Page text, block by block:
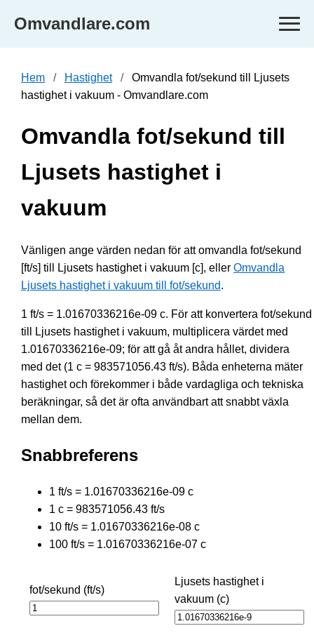
Omvandlare.com
Hem Hastighet
Omvandla fot/sekund till Ljusets
hastighet i vakuum - Omvandlare.com
Omvandla fot/sekund till
Ljusets hastighet i
vakuum
Vänligen ange värden nedan för att omvandla fot/sekund
[ft/s] till Ljusets hastighet i vakuum [c], eller Omvandla
Ljusets hastighet i vakuum till fot/sekund.
1 ft/s = 1.01670336216e-09 c. För att konvertera fot/sekund
till Ljusets hastighet i vakuum, multiplicera värdet med
1.01670336216e-09; för att gå åt andra hållet, dividera
med det (1 c = 983571056.43 ft/s). Båda enheterna mäter
hastighet och förekommer i både vardagliga och tekniska
beräkningar, så det är ofta användbart att snabbt växla
mellan dem.
Snabbreferens
1 ft/s = 1.01670336216e-09 c
1 c = 983571056.43 ft/s
10 ft/s = 1.01670336216e-08 c
100 ft/s = 1.01670336216e-07 c
fot/sekund (ft/s)
Ljusets hastighet i
vakuum (c)